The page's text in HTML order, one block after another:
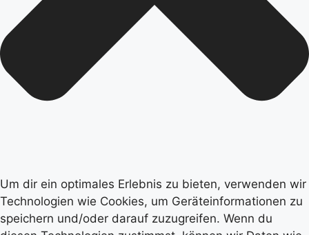
Um dir ein optimales Erlebnis zu bieten, verwenden wir
Technologien wie Cookies, um Geräteinformationen zu
speichern und/oder darauf zuzugreifen. Wenn du